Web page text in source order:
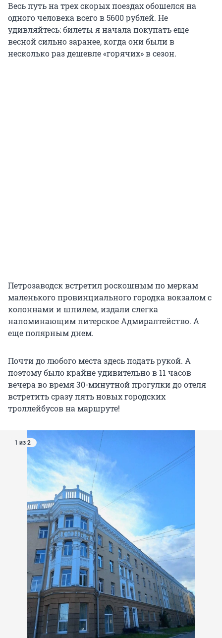
Весь путь на трех скорых поездах обошелся на
одного человека всего в 5600 рублей. Не
удивляйтесь: билеты я начала покупать еще
весной сильно заранее, когда они были в
несколько раз дешевле «горячих» в сезон.
Петрозаводск встретил роскошным по меркам
маленького провинциального городка вокзалом с
колоннами и шпилем, издали слегка
напоминающим питерское Адмиралтейство. А
еще полярным днем.
Почти до любого места здесь подать рукой. А
поэтому было крайне удивительно в 11 часов
вечера во время 30-минутной прогулки до отеля
встретить сразу пять новых городских
троллейбусов на маршруте!
1 из 2